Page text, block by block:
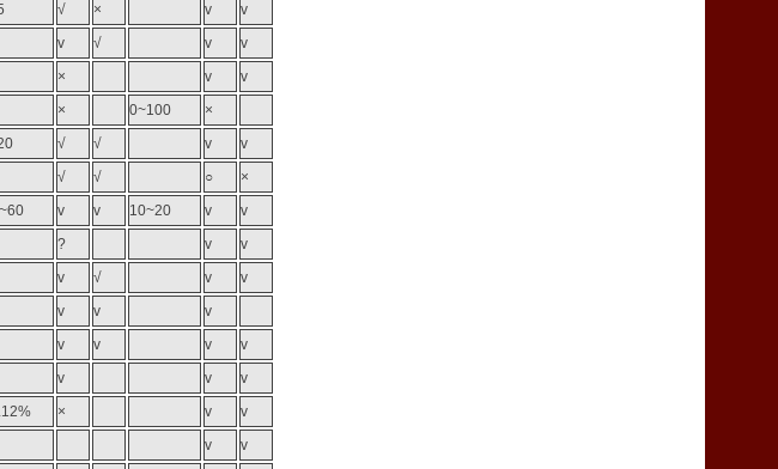
√ × v
v
v √ v
v
× v
v
× 0~100
×
√ √ v
v
√ √ ○
×
v v 10~20 v
v
? v
v
v √ v
v
v v
v
v v v
v
v v
v
× v
v
v
v